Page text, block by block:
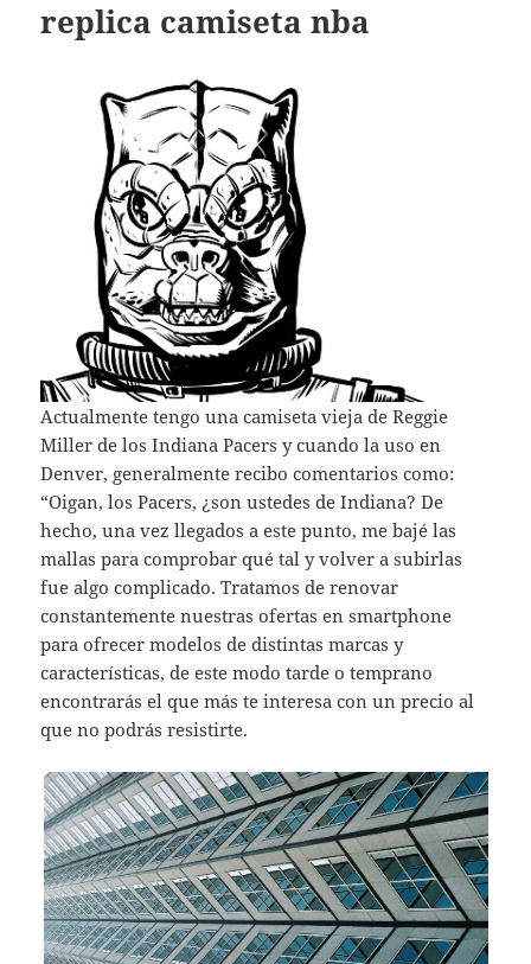
replica camiseta nba
Actualmente tengo una camiseta vieja de Reggie
Miller de los Indiana Pacers y cuando la uso en
Denver, generalmente recibo comentarios como:
“Oigan, los Pacers, ¿son ustedes de Indiana? De
hecho, una vez llegados a este punto, me bajé las
mallas para comprobar qué tal y volver a subirlas
fue algo complicado. Tratamos de renovar
constantemente nuestras ofertas en smartphone
para ofrecer modelos de distintas marcas y
características, de este modo tarde o temprano
encontrarás el que más te interesa con un precio al
que no podrás resistirte.